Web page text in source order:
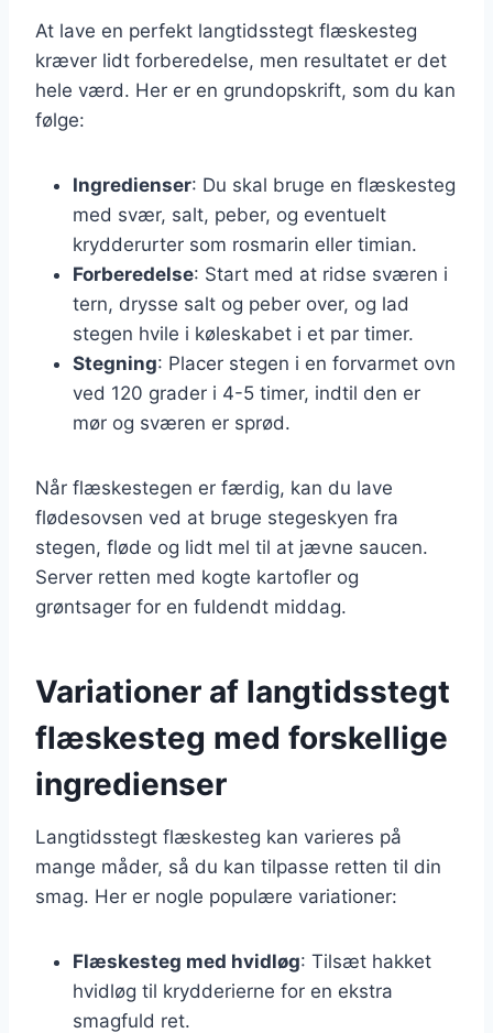
At lave en perfekt langtidsstegt flæskesteg
kræver lidt forberedelse, men resultatet er det
hele værd. Her er en grundopskrift, som du kan
følge:
Ingredienser: Du skal bruge en flæskesteg
med svær, salt, peber, og eventuelt
krydderurter som rosmarin eller timian.
Forberedelse: Start med at ridse sværen i
tern, drysse salt og peber over, og lad
stegen hvile i køleskabet i et par timer.
Stegning: Placer stegen i en forvarmet ovn
ved 120 grader i 4-5 timer, indtil den er
mør og sværen er sprød.
Når flæskestegen er færdig, kan du lave
flødesovsen ved at bruge stegeskyen fra
stegen, fløde og lidt mel til at jævne saucen.
Server retten med kogte kartofler og
grøntsager for en fuldendt middag.
Variationer af langtidsstegt
flæskesteg med forskellige
ingredienser
Langtidsstegt flæskesteg kan varieres på
mange måder, så du kan tilpasse retten til din
smag. Her er nogle populære variationer:
Flæskesteg med hvidløg: Tilsæt hakket
hvidløg til krydderierne for en ekstra
smagfuld ret.